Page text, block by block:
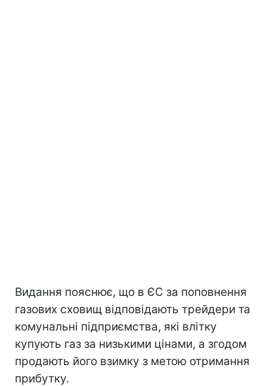
Видання пояснює, що в ЄС за поповнення
газових сховищ відповідають трейдери та
комунальні підприємства, які влітку
купують газ за низькими цінами, а згодом
продають його взимку з метою отримання
прибутку.